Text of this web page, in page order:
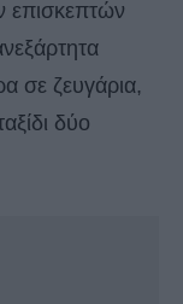
επισκεπτών
σε ζευγάρια,
δύο